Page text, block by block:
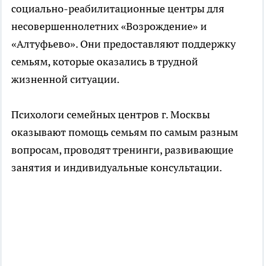
социально-реабилитационные центры для
несовершеннолетних «Возрождение» и
«Алтуфьево». Они предоставляют поддержку
семьям, которые оказались в трудной
жизненной ситуации.
Психологи семейных центров г. Москвы
оказывают помощь семьям по самым разным
вопросам, проводят тренинги, развивающие
занятия и индивидуальные консультации.